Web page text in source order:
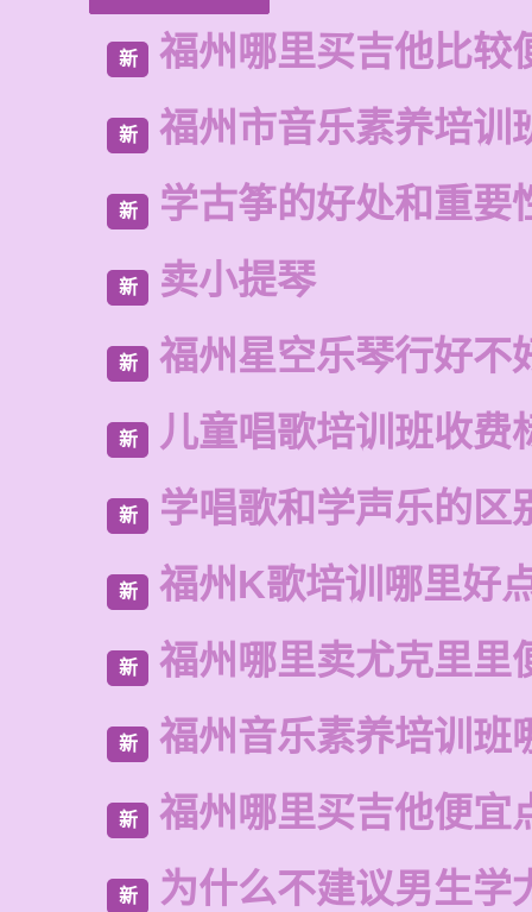
新 福州哪里买吉他比较
新 福州市音乐素养培训
新 学古筝的好处和重要
新 卖小提琴
新 福州星空乐琴行好不
新 儿童唱歌培训班收费
新 学唱歌和学声乐的区
新 福州K歌培训哪里好
新 福州哪里卖尤克里里
新 福州音乐素养培训班
新 福州哪里买吉他便宜
新 为什么不建议男生学